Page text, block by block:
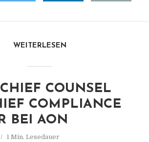
WEITERLESEN
COUNSEL
COMPLIANCE
BEI AON
1 Min. Lesedauer